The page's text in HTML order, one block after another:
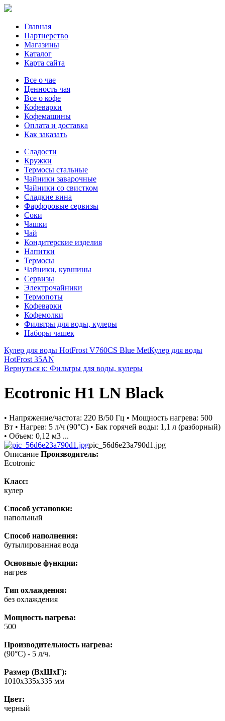
Главная
Партнерство
Магазины
Каталог
Карта сайта
Все о чае
Ценность чая
Все о кофе
Кофеварки
Кофемашины
Оплата и доставка
Как заказать
Сладости
Кружки
Термосы стальные
Чайники заварочные
Чайники со свистком
Сладкие вина
Фарфоровые сервизы
Соки
Чашки
Чай
Кондитерские изделия
Напитки
Термосы
Чайники, кувшины
Сервизы
Электрочайники
Термопоты
Кофеварки
Кофемолки
Фильтры для воды, кулеры
Наборы чашек
Кулер для воды HotFrost V760CS Blue MetКулер для воды
HotFrost 35AN
Вернуться к: Фильтры для воды, кулеры
Ecotronic H1 LN Black
• Напряжение/частота: 220 В/50 Гц • Мощность нагрева: 500
Вт • Нагрев: 5 л/ч (90°С) • Бак горячей воды: 1,1 л (разборный)
• Объем: 0,12 м3 ...
pic_56d6e23a790d1.jpg
Описание Производитель:
Ecotronic
Класс:
кулер
Способ установки:
напольный
Способ наполнения:
бутылированная вода
Основные функции:
нагрев
Тип охлаждения:
без охлаждения
Мощность нагрева:
500
Производительность нагрева:
(90°С) - 5 л/ч.
Размер (ВхШхГ):
1010х335х335 мм
Цвет:
черный